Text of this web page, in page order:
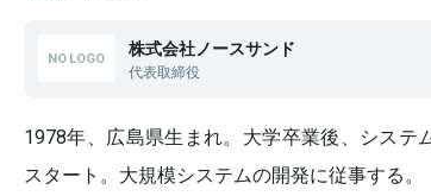
株式会社ノースサンド
代表取締役
1978年、広島県生まれ。大学卒業後、システ
スタート。大規模システムの開発に従事する。